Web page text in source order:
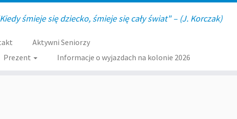
śmieje się dziecko, śmieje się cały świat" – (J. Korczak)
Aktywni Seniorzy
Prezent Informacje o wyjazdach na kolonie 2026